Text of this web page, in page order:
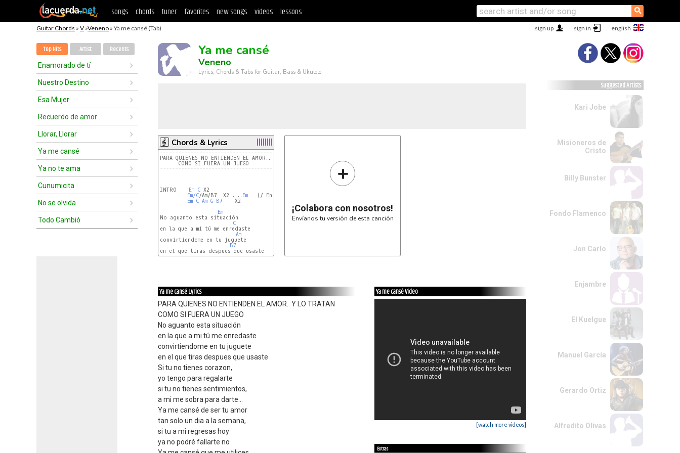
songs chords tuner favorites new songs videos lessons ⚲
Guitar Chords » V »Veneno » Ya me cansé (Tab) sign in
sign up
Top Hits Artist Recents
Enamorado de tí
Nuestro Destino
Esa Mujer
Recuerdo de amor
Llorar, Llorar
Ya me cansé
Ya no te ama
Cunumicita
No se olvida
Todo Cambió
Ya me cansé
Veneno
Lyrics, Chords & Tabs for Guitar, Bass & Ukulele
Chords & Lyrics
------------------------------------------------------------
----------------------------------------------------------
INTRO Em C X2
Em/C/Am/B7  X2 .... Em
   (/ En este caso quiere decir Seguido)
Em C Am G B7
    X2
Em
No aguanto esta situación
C
en la que a mi tú me enredaste
Am
convirtiendome en tu juguete
B7
en el que tiras despues que usaste
+
¡Colabora con nosotros!
Envíanos tu versión de esta canción
Ya me cansé Lyrics
PARA QUIENES NO ENTIENDEN EL AMOR.. Y LO TRATAN
COMO SI FUERA UN JUEGO
No aguanto esta situación
en la que a mi tú me enredaste
convirtiendome en tu juguete
en el que tiras despues que usaste
Si tu no tienes corazon,
yo tengo para regalarte
si tu no tienes sentimientos,
a mi me sobra para darte...
Ya me cansé de ser tu amor
tan solo un dia a la semana,
si tu a mi regresas hoy
ya no podré fallarte no
Ya me cansé Video
[watch more videos]
Extras
Suggested Artists
Kari Jobe
Misioneros de
Cristo
Billy Bunster
Fondo Flamenco
Jon Carlo
Enjambre
El Kuelgue
Manuel García
Gerardo Ortiz
Alfredito Olivas